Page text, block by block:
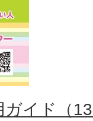
イド（